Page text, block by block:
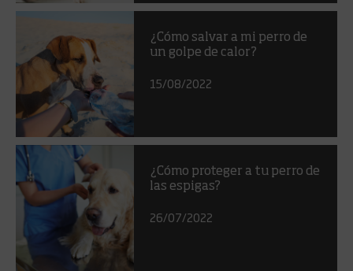
¿Cómo salvar a mi perro de
un golpe de calor?
15/08/2022
¿Cómo proteger a tu perro de
las espigas?
26/07/2022